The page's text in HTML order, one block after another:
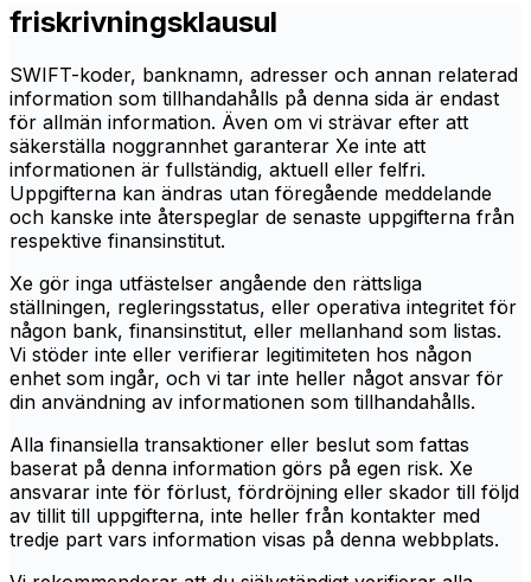
friskrivningsklausul
SWIFT-koder, banknamn, adresser och annan relaterad
information som tillhandahålls på denna sida är endast
för allmän information. Även om vi strävar efter att
säkerställa noggrannhet garanterar Xe inte att
informationen är fullständig, aktuell eller felfri.
Uppgifterna kan ändras utan föregående meddelande
och kanske inte återspeglar de senaste uppgifterna från
respektive finansinstitut.
Xe gör inga utfästelser angående den rättsliga
ställningen, regleringsstatus, eller operativa integritet för
någon bank, finansinstitut, eller mellanhand som listas.
Vi stöder inte eller verifierar legitimiteten hos någon
enhet som ingår, och vi tar inte heller något ansvar för
din användning av informationen som tillhandahålls.
Alla finansiella transaktioner eller beslut som fattas
baserat på denna information görs på egen risk. Xe
ansvarar inte för förlust, fördröjning eller skador till följd
av tillit till uppgifterna, inte heller från kontakter med
tredje part vars information visas på denna webbplats.